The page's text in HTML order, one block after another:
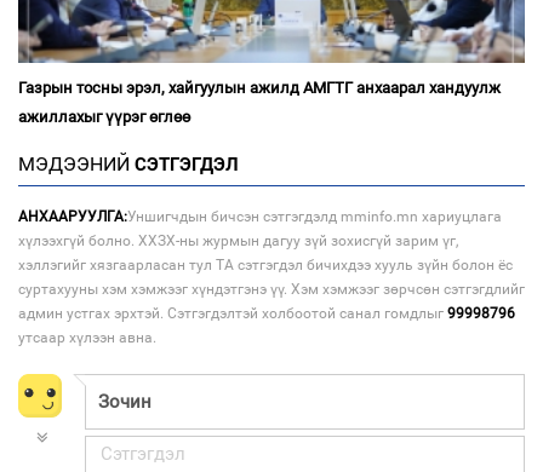
Газрын тосны эрэл, хайгуулын ажилд АМГТГ анхаарал хандуулж
ажиллахыг үүрэг өглөө
МЭДЭЭНИЙ СЭТГЭГДЭЛ
АНХААРУУЛГА:Уншигчдын бичсэн сэтгэгдэлд mminfo.mn хариуцлага
хүлээхгүй болно. ХХЗХ-ны журмын дагуу зүй зохисгүй зарим үг,
хэллэгийг хязгаарласан тул ТА сэтгэгдэл бичихдээ хууль зүйн болон ёс
суртахууны хэм хэмжээг хүндэтгэнэ үү. Хэм хэмжээг зөрчсөн сэтгэгдлийг
админ устгах эрхтэй. Сэтгэгдэлтэй холбоотой санал гомдлыг 99998796
утсаар хүлээн авна.